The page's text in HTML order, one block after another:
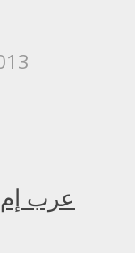
عرب إم